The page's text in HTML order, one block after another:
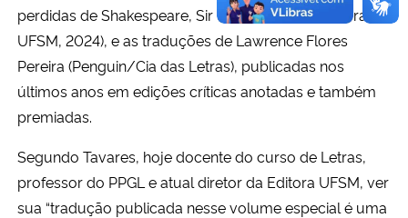
perdidas de Shakespeare, Sir Thomas More (Editora
UFSM, 2024), e as traduções de Lawrence Flores
Pereira (Penguin/Cia das Letras), publicadas nos
últimos anos em edições críticas anotadas e também
premiadas.
Segundo Tavares, hoje docente do curso de Letras,
professor do PPGL e atual diretor da Editora UFSM, ver
sua “tradução publicada nesse volume especial é uma